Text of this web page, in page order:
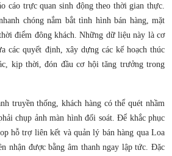
cáo trực quan sinh động theo thời gian thực.
chóng nắm bắt tình hình bán hàng, mặt
điểm đông khách. Những dữ liệu này là cơ
các quyết định, xây dựng các kế hoạch thúc
kịp thời, đón đầu cơ hội tăng trưởng trong
truyền thống, khách hàng có thể quét nhầm
chụp ảnh màn hình đối soát. Để khắc phục
hỗ trợ liên kết và quản lý bán hàng qua Loa
nhận được bằng âm thanh ngay lập tức. Đặc